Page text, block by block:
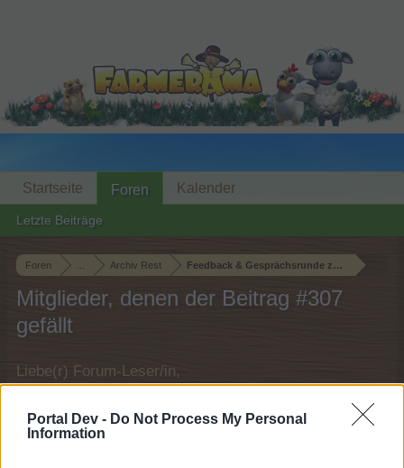
Portal Dev - Do Not Process My Personal
Information
Foren Archiv Rest Feedback & Gesprächsrunde zum Event
Mitglieder, denen der Beitrag #307
gefällt
Liebe(r) Forum-Leser/in,
wenn Du in diesem Forum aktiv an den
Gesprächen teilnehmen oder eigene Themen
Startseite Foren
Letzte Beiträge
Kalender